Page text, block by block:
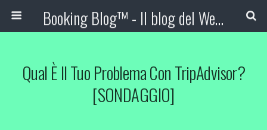
Booking Blog™ - Il blog del Web Marketing Turistico
Qual È Il Tuo Problema Con TripAdvisor?
[SONDAGGIO]